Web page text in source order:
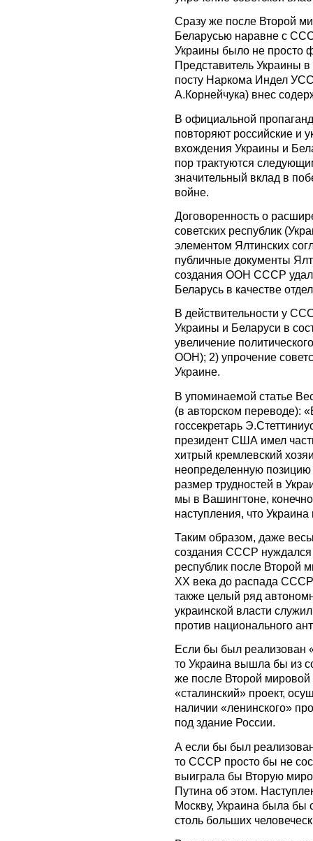
Сразу же после Второй
Беларусью наравне с
Украины было не
Представитель Украины
посту Наркома Индел
А.Корнейчука) внес
В официальной
повторяют российские и
вхождения Украины и
пор трактуются
значительный вклад в
войне.
Договоренность о
советских республик
элементом Ялтинских
публичные документы
создания ООН СССР
Беларусь в качестве
В действительности у
Украины и Беларуси в
увеличение
ООН); 2) упрочение
Украине.
В упоминаемой статье
(в авторском переводе):
госсекретарь
президент США имел
хитрый кремлевский
неопределенную позицию
размер трудностей в
мы в Вашингтоне,
наступления, что
Таким образом, даже
создания СССР
республик после Второй
XX века до распада
также целый ряд
украинской власти
против национального
Если бы был реализован
то Украина вышла бы из
же после Второй
«сталинский» проект,
наличии «ленинского»
под здание России.
А если бы был
то СССР просто бы не
выиграла бы Вторую
Путина об этом.
Москву, Украина была бы
столь больших